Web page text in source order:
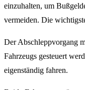
einzuhalten, um
vermeiden. Die
Der Abschleppvorgang
Fahrzeugs gesteuert
eigenständig fahren.